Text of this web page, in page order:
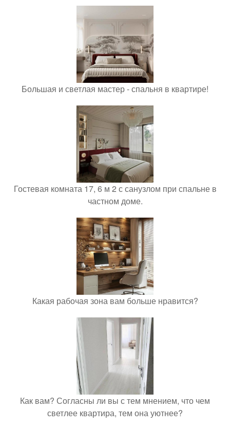
Большая и светлая мастер - спальня в квартире!
Гостевая комната 17, 6 м 2 с санузлом при спальне в
частном доме.
Какая рабочая зона вам больше нравится?
Как вам? Согласны ли вы с тем мнением, что чем
светлее квартира, тем она уютнее?